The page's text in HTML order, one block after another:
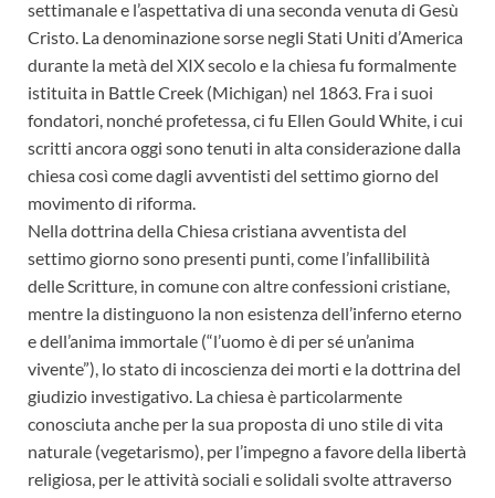
settimanale e l’aspettativa di una seconda venuta di Gesù
Cristo. La denominazione sorse negli Stati Uniti d’America
durante la metà del XIX secolo e la chiesa fu formalmente
istituita in Battle Creek (Michigan) nel 1863. Fra i suoi
fondatori, nonché profetessa, ci fu Ellen Gould White, i cui
scritti ancora oggi sono tenuti in alta considerazione dalla
chiesa così come dagli avventisti del settimo giorno del
movimento di riforma.
Nella dottrina della Chiesa cristiana avventista del
settimo giorno sono presenti punti, come l’infallibilità
delle Scritture, in comune con altre confessioni cristiane,
mentre la distinguono la non esistenza dell’inferno eterno
e dell’anima immortale (“l’uomo è di per sé un’anima
vivente”), lo stato di incoscienza dei morti e la dottrina del
giudizio investigativo. La chiesa è particolarmente
conosciuta anche per la sua proposta di uno stile di vita
naturale (vegetarismo), per l’impegno a favore della libertà
religiosa, per le attività sociali e solidali svolte attraverso